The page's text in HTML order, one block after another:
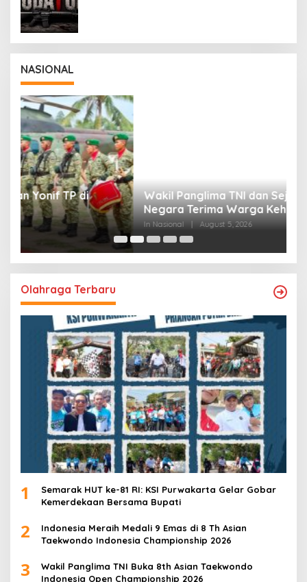
NASIONAL
Wakil Panglima TNI dan Sejumlah Pejabat
Negara Terima Warga Kehormatan dan
Brevet Korps Marinir
In Nasional August 5, 2026
Olahraga Terbaru
1
Semarak HUT ke-81 RI: KSI Purwakarta Gelar Gobar
Kemerdekaan Bersama Bupati
2
Indonesia Meraih Medali 9 Emas di 8 Th Asian
Taekwondo Indonesia Championship 2026
3
Wakil Panglima TNI Buka 8th Asian Taekwondo
Indonesia Open Championship 2026